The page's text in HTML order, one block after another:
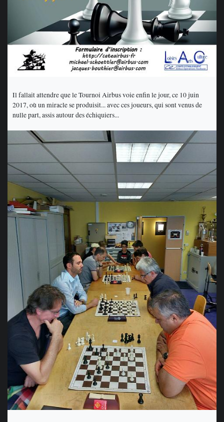
Il fallait attendre que le Tournoi Airbus voie enfin le jour, ce 10 juin
2017, où un miracle se produisit... avec ces joueurs, qui sont venus de
nulle part, assis autour des échiquiers...